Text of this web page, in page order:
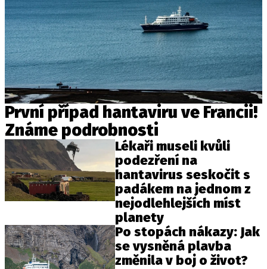
První případ hantaviru ve Francii!
Známe podrobnosti
Lékaři museli kvůli
podezření na
hantavirus seskočit s
padákem na jednom z
nejodlehlejších míst
planety
Po stopách nákazy: Jak
se vysněná plavba
změnila v boj o život?